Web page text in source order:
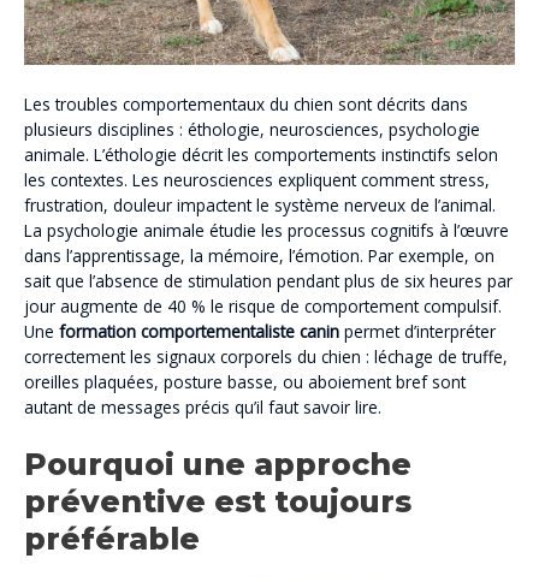
Les troubles comportementaux du chien sont décrits dans
plusieurs disciplines : éthologie, neurosciences, psychologie
animale. L’éthologie décrit les comportements instinctifs selon
les contextes. Les neurosciences expliquent comment stress,
frustration, douleur impactent le système nerveux de l’animal.
La psychologie animale étudie les processus cognitifs à l’œuvre
dans l’apprentissage, la mémoire, l’émotion. Par exemple, on
sait que l’absence de stimulation pendant plus de six heures par
jour augmente de 40 % le risque de comportement compulsif.
Une formation comportementaliste canin permet d’interpréter
correctement les signaux corporels du chien : léchage de truffe,
oreilles plaquées, posture basse, ou aboiement bref sont
autant de messages précis qu’il faut savoir lire.
Pourquoi une approche
préventive est toujours
préférable